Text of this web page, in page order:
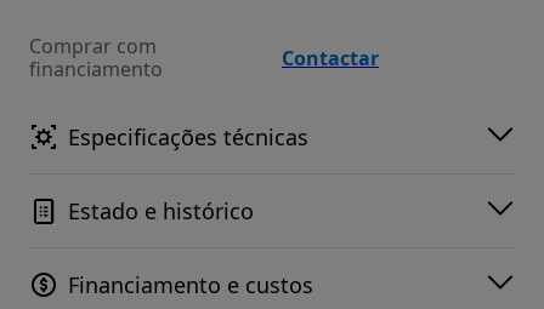
Comprar com
financiamento
Contactar
Especificações técnicas
Estado e histórico
Financiamento e custos